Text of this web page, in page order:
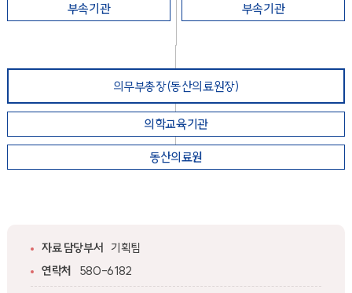
부속기관 부속기관
의무부총장(동산의료원장)
의학교육기관
동산의료원
자료 담당부서 기획팀
연락처
580-6182